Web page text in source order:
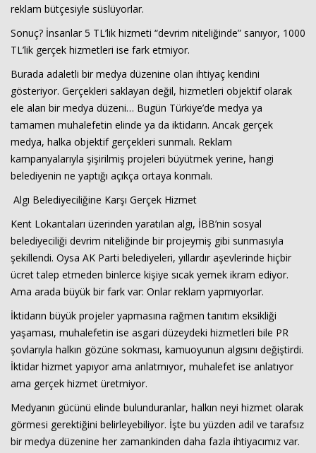
reklam bütçesiyle süslüyorlar.
Sonuç? İnsanlar 5 TL’lik hizmeti “devrim niteliğinde” sanıyor, 1000
TL’lik gerçek hizmetleri ise fark etmiyor.
Burada adaletli bir medya düzenine olan ihtiyaç kendini
gösteriyor. Gerçekleri saklayan değil, hizmetleri objektif olarak
ele alan bir medya düzeni… Bugün Türkiye’de medya ya
tamamen muhalefetin elinde ya da iktidarın. Ancak gerçek
medya, halka objektif gerçekleri sunmalı. Reklam
kampanyalarıyla şişirilmiş projeleri büyütmek yerine, hangi
belediyenin ne yaptığı açıkça ortaya konmalı.
Algı Belediyeciliğine Karşı Gerçek Hizmet
Kent Lokantaları üzerinden yaratılan algı, İBB’nin sosyal
belediyeciliği devrim niteliğinde bir projeymiş gibi sunmasıyla
şekillendi. Oysa AK Parti belediyeleri, yıllardır aşevlerinde hiçbir
ücret talep etmeden binlerce kişiye sıcak yemek ikram ediyor.
Ama arada büyük bir fark var: Onlar reklam yapmıyorlar.
İktidarın büyük projeler yapmasına rağmen tanıtım eksikliği
yaşaması, muhalefetin ise asgari düzeydeki hizmetleri bile PR
şovlarıyla halkın gözüne sokması, kamuoyunun algısını değiştirdi.
İktidar hizmet yapıyor ama anlatmıyor, muhalefet ise anlatıyor
ama gerçek hizmet üretmiyor.
Medyanın gücünü elinde bulunduranlar, halkın neyi hizmet olarak
görmesi gerektiğini belirleyebiliyor. İşte bu yüzden adil ve tarafsız
bir medya düzenine her zamankinden daha fazla ihtiyacımız var.